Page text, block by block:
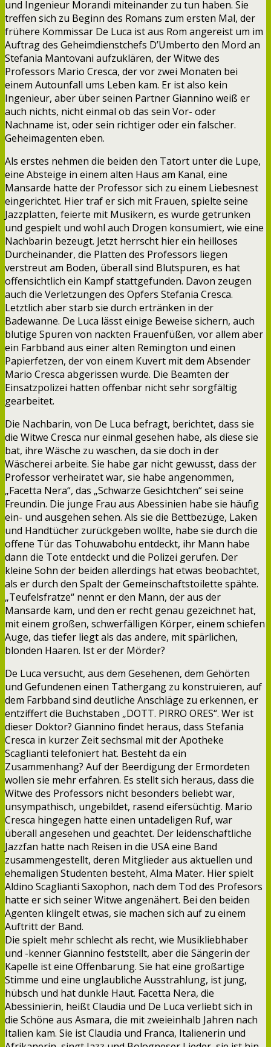
und Ingenieur Morandi miteinander zu tun haben. Sie
treffen sich zu Beginn des Romans zum ersten Mal, der
frühere Kommissar De Luca ist aus Rom angereist um im
Auftrag des Geheimdienstchefs D’Umberto den Mord an
Stefania Mantovani aufzuklären, der Witwe des
Professors Mario Cresca, der vor zwei Monaten bei
einem Autounfall ums Leben kam. Er ist also kein
Ingenieur, aber über seinen Partner Giannino weiß er
auch nichts, nicht einmal ob das sein Vor- oder
Nachname ist, oder sein richtiger oder ein falscher.
Geheimagenten eben.
Als erstes nehmen die beiden den Tatort unter die Lupe,
eine Absteige in einem alten Haus am Kanal, eine
Mansarde hatte der Professor sich zu einem Liebesnest
eingerichtet. Hier traf er sich mit Frauen, spielte seine
Jazzplatten, feierte mit Musikern, es wurde getrunken
und gespielt und wohl auch Drogen konsumiert, wie eine
Nachbarin bezeugt. Jetzt herrscht hier ein heilloses
Durcheinander, die Platten des Professors liegen
verstreut am Boden, überall sind Blutspuren, es hat
offensichtlich ein Kampf stattgefunden. Davon zeugen
auch die Verletzungen des Opfers Stefania Cresca.
Letztlich aber starb sie durch ertränken in der
Badewanne. De Luca lässt einige Beweise sichern, auch
blutige Spuren von nackten Frauenfüßen, vor allem aber
ein Farbband aus einer alten Remington und einen
Papierfetzen, der von einem Kuvert mit dem Absender
Mario Cresca abgerissen wurde. Die Beamten der
Einsatzpolizei hatten offenbar nicht sehr sorgfältig
gearbeitet.
Die Nachbarin, von De Luca befragt, berichtet, dass sie
die Witwe Cresca nur einmal gesehen habe, als diese sie
bat, ihre Wäsche zu waschen, da sie doch in der
Wäscherei arbeite. Sie habe gar nicht gewusst, dass der
Professor verheiratet war, sie habe angenommen,
„Facetta Nera“, das „Schwarze Gesichtchen“ sei seine
Freundin. Die junge Frau aus Abessinien habe sie häufig
ein- und ausgehen sehen. Als sie die Bettbezüge, Laken
und Handtücher zurückgeben wollte, habe sie durch die
offene Tür das Tohuwabohu entdeckt, ihr Mann habe
dann die Tote entdeckt und die Polizei gerufen. Der
kleine Sohn der beiden allerdings hat etwas beobachtet,
als er durch den Spalt der Gemeinschaftstoilette spähte.
„Teufelsfratze“ nennt er den Mann, der aus der
Mansarde kam, und den er recht genau gezeichnet hat,
mit einem großen, schwerfälligen Körper, einem schiefen
Auge, das tiefer liegt als das andere, mit spärlichen,
blonden Haaren. Ist er der Mörder?
De Luca versucht, aus dem Gesehenen, dem Gehörten
und Gefundenen einen Tathergang zu konstruieren, auf
dem Farbband sind deutliche Anschläge zu erkennen, er
entziffert die Buchstaben „DOTT. PIRRO ORES“. Wer ist
dieser Doktor? Giannino findet heraus, dass Stefania
Cresca in kurzer Zeit sechsmal mit der Apotheke
Scaglianti telefoniert hat. Besteht da ein
Zusammenhang? Auf der Beerdigung der Ermordeten
wollen sie mehr erfahren. Es stellt sich heraus, dass die
Witwe des Professors nicht besonders beliebt war,
unsympathisch, ungebildet, rasend eifersüchtig. Mario
Cresca hingegen hatte einen untadeligen Ruf, war
überall angesehen und geachtet. Der leidenschaftliche
Jazzfan hatte nach Reisen in die USA eine Band
zusammengestellt, deren Mitglieder aus aktuellen und
ehemaligen Studenten besteht, Alma Mater. Hier spielt
Aldino Scaglianti Saxophon, nach dem Tod des Profesors
hatte er sich seiner Witwe angenähert. Bei den beiden
Agenten klingelt etwas, sie machen sich auf zu einem
Auftritt der Band.
Die spielt mehr schlecht als recht, wie Musikliebhaber
und -kenner Giannino feststellt, aber die Sängerin der
Kapelle ist eine Offenbarung. Sie hat eine großartige
Stimme und eine unglaubliche Ausstrahlung, ist jung,
hübsch und hat dunkle Haut. Facetta Nera, die
Abessinierin, heißt Claudia und De Luca verliebt sich in
die Schöne aus Asmara, die mit zweieinhalb Jahren nach
Italien kam. Sie ist Claudia und Franca, Italienerin und